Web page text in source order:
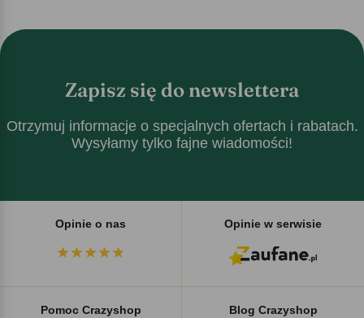
Zapisz się do newslettera
Otrzymuj informacje o specjalnych ofertach i rabatach.
Wysyłamy tylko fajne wiadomości!
Opinie o nas Opinie w serwisie
Pomoc Crazyshop Blog Crazyshop